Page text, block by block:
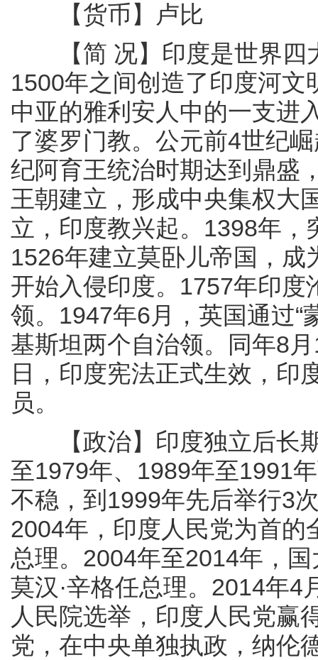
【货币】卢比
【简 况】印度是世界四
1500年之间创造了印度河
中亚的雅利安人中的一支进
了婆罗门教。公元前4世纪
纪阿育王统治时期达到鼎盛
王朝建立，形成中央集权大
立，印度教兴起。1398年
1526年建立莫卧儿帝国，
开始入侵印度。1757年印
领。1947年6月，英国通过“
基斯坦两个自治领。同年8
日，印度宪法正式生效，印
员。
【政治】印度独立后长期
至1979年、1989年至1991
不稳，到1999年先后举行3
2004年，印度人民党为首
总理。2004年至2014年，
莫汉·辛格任总理。2014年
人民院选举，印度人民党赢
党，在中央单独执政，纳伦